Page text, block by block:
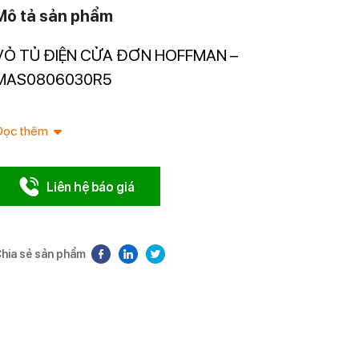
tả sản phẩm
TỦ ĐIỆN CỬA ĐƠN HOFFMAN –
thêm
Liên hệ báo giá
sẻ sản phẩm